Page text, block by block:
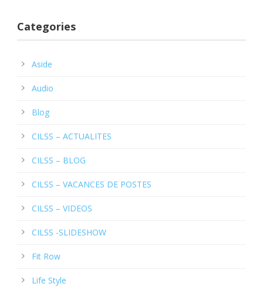
Categories
Aside
Audio
Blog
CILSS – ACTUALITES
CILSS – BLOG
CILSS – VACANCES DE POSTES
CILSS – VIDEOS
CILSS -SLIDESHOW
Fit Row
Life Style